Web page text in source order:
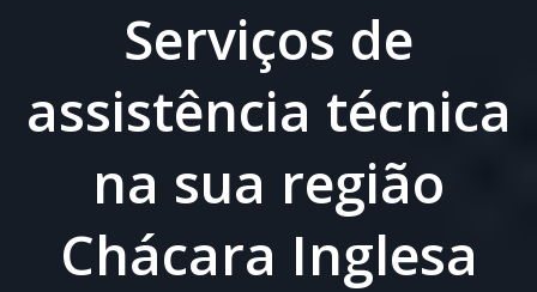
Serviços de
assistência técnica
na sua região
Chácara Inglesa